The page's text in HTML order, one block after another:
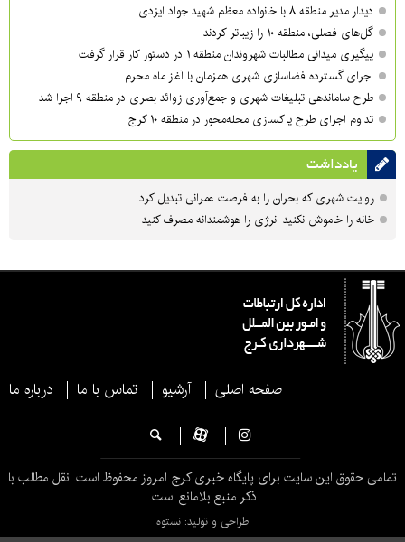
دیدار مدیر منطقه ۸ با خانواده معظم شهید جواد ایزدی
گل‌های فصلی، منطقه ۱۰ را زیباتر کردند
پیگیری میدانی مطالبات شهروندان منطقه ۱ در دستور کار قرار گرفت
اجرای گسترده فضاسازی شهری همزمان با آغاز ماه محرم
طرح ساماندهی تبلیغات شهری و جمع‌آوری زوائد بصری در منطقه ۹ اجرا شد
تداوم اجرای طرح پاکسازی محله‌محور در منطقه ۱۰ کرج
یادداشت
روایت شهری که بحران را به فرصت عمرانی تبدیل کرد
خانه را خاموش نکنید انرژی را هوشمندانه مصرف کنید
صفحه اصلی آرشیو تماس با ما درباره ما
تمامی حقوق این سایت برای پایگاه خبری کرج امروز محفوظ است. نقل مطالب با
ذکر منبع بلامانع است.
طراحی و تولید: نستوه